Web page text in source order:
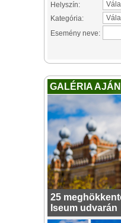
Helyszín:
Kategória:
Esemény neve:
GALÉRIA
25
Iseum udvarán